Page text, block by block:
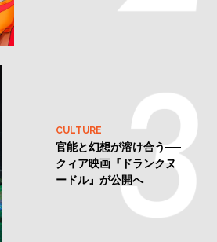
CULTURE
官能と幻想が溶け合う──
クィア映画『ドランクヌ
ードル』が公開へ